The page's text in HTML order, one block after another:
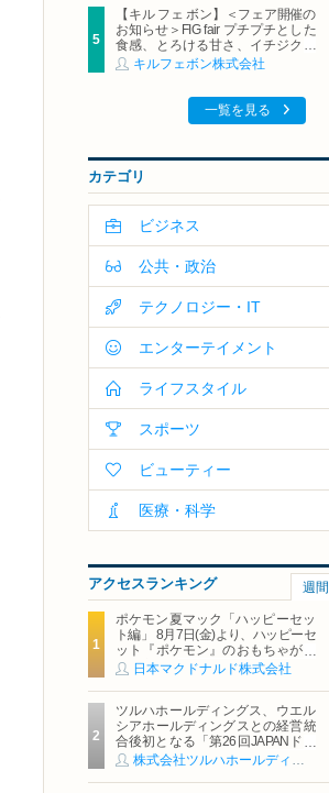
【キル フェ ボン】＜フェア開催の
お知らせ＞FIG fair プチプチとした
食感、とろける甘さ、イチジクの
魅力をたっぷりと。新作を含め、
イチジク尽くしの全4種が登場8月
キルフェボン株式会社
一覧を見る
カテゴリ
ビジネス
公共・政治
テクノロジー・IT
エンターテイメント
ライフスタイル
スポーツ
ビューティー
医療・科学
アクセスランキング 週間
ポケモン夏マック「ハッピーセッ
ト編」 8月7日(金)より、ハッピーセ
ット『ポケモン』のおもちゃが期
間限定登場
日本マクドナルド株式会社
ツルハホールディングス、ウエル
シアホールディングスとの経営統
合後初となる「第26回JAPANドラ
ッグストアショー」に出展
株式会社ツルハホールディングス